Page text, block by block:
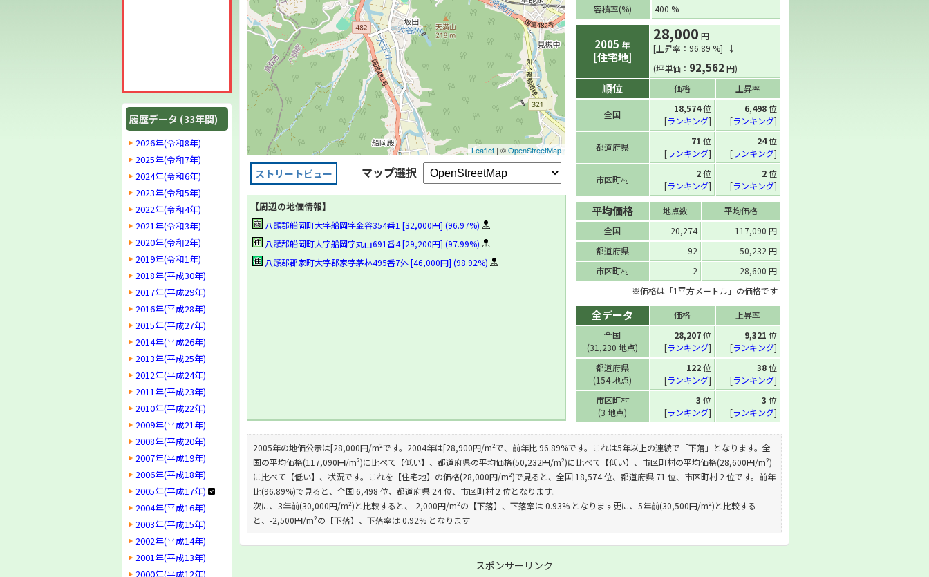
Leaflet| ©OpenStreetMap
ストリートビュー マップ選択
【周辺の地価情報】
八頭郡船岡町大字船岡字金谷354番1 [32,000円] (96.97%)
八頭郡船岡町大字船岡字丸山691番4 [29,200円] (97.99%)
八頭郡郡家町大字郡家字茅林495番7外 [46,000円] (98.92%)
容積率(%)
400 %
2005 年
[住宅地]
28,000 円
[上昇率：96.89 %] ↓
(坪単価： 92,562 円)
順位 価格 上昇率
全国
18,574位
[ランキング]
6,498位
[ランキング]
都道府県
71 位
[ランキング]
24位
[ランキング]
市区町村
2位
[ランキング]
2位
[ランキング]
平均価格 地点数
平均価格
全国
20,274
117,090 円
都道府県
92
50,232 円
市区町村
2
28,600 円
※価格は「1平方メートル」の価格です
全データ 価格
上昇率
全国
(31,230 地点)
28,207位
[ランキング]
9,321 位
[ランキング]
都道府県
(154 地点)
122位
[ランキング]
38位
[ランキング]
市区町村
(3 地点)
3 位
[ランキング]
3 位
[ランキング]
2005年の地価公示は[28,000円/m²です。2004年は[28,900円/m²で、前年比 96.89%です。これは5年以上の連続で「下落」となります。全
国の平均価格(117,090円/m²)に比べて【低い】、都道府県の平均価格(50,232円/m²)に比べて【低い】、市区町村の平均価格(28,600円/m²)
に比べて【低い】、状況です。これを【住宅地】の価格(28,000円/m²)で見ると、全国 18,574 位、都道府県 71 位、市区町村 2 位です。前年
比(96.89%)で見ると、全国 6,498 位、都道府県 24 位、市区町村 2 位となります。
次に、3年前(30,000円/m²)と比較すると、-2,000円/m²の【下落】、下落率は 0.93% となります更に、5年前(30,500円/m²)と比較する
と、-2,500円/m²の【下落】、下落率は 0.92% となります
スポンサーリンク
履歴データ (33年間)
2026年(令和8年)
2025年(令和7年)
2024年(令和6年)
2023年(令和5年)
2022年(令和4年)
2021年(令和3年)
2020年(令和2年)
2019年(令和1年)
2018年(平成30年)
2017年(平成29年)
2016年(平成28年)
2015年(平成27年)
2014年(平成26年)
2013年(平成25年)
2012年(平成24年)
2011年(平成23年)
2010年(平成22年)
2009年(平成21年)
2008年(平成20年)
2007年(平成19年)
2006年(平成18年)
2005年(平成17年)
2004年(平成16年)
2003年(平成15年)
2002年(平成14年)
2001年(平成13年)
2000年(平成12年)